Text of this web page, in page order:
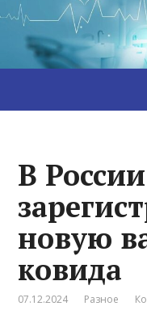
В России
новую
ковида
07.12.2024 Разное